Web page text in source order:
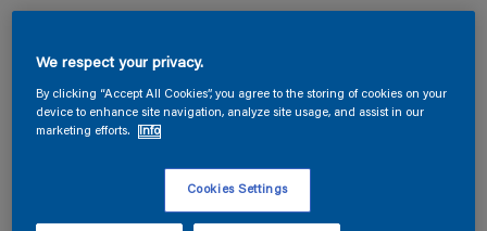
Magnacryl Satin
TDG3-137
Kleur wijzigen
We respect your privacy.
By clicking “Accept All Cookies”, you agree to the storing of cookies on your
device to enhance site navigation, analyze site usage, and assist in our
marketing efforts.
Info
Cookies Settings